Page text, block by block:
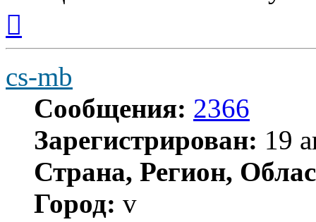
началу
cs-mb
Сообщения: 2366
Зарегистрирован: 19
Страна, Регион,
Город: v